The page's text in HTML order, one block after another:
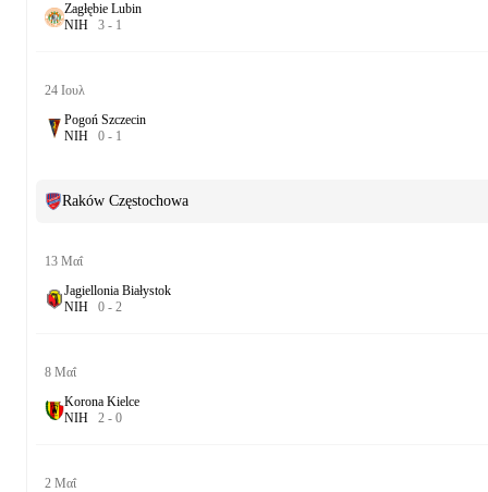
Zagłębie Lubin
ΝΙΗ 3 - 1
24 Ιουλ
Pogoń Szczecin
ΝΙΗ 0 - 1
Raków Częstochowa
13 Μαΐ
Jagiellonia Białystok
ΝΙΗ 0 - 2
8 Μαΐ
Korona Kielce
ΝΙΗ 2 - 0
2 Μαΐ